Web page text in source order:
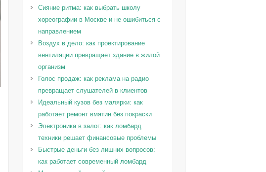
Сияние ритма: как выбрать школу
хореографии в Москве и не ошибиться с
направлением
Воздух в дело: как проектирование
вентиляции превращает здание в жилой
организм
Голос продаж: как реклама на радио
превращает слушателей в клиентов
Идеальный кузов без малярки: как
работает ремонт вмятин без покраски
Электроника в залог: как ломбард
техники решает финансовые проблемы
Быстрые деньги без лишних вопросов:
как работает современный ломбард